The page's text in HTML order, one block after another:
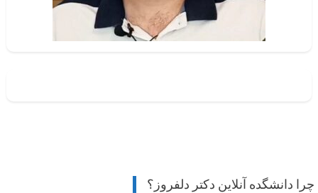
چرا دانشگده آنلاین دکتر دلفروز؟